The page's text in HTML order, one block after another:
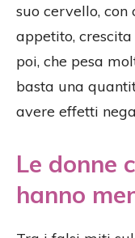
suo cervello, con
appetito,
poi, che pesa
basta una
avere effetti
Le donne
hanno